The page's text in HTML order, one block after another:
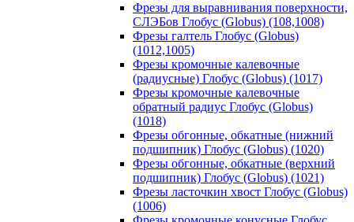
Фрезы для выравнивания поверхности,
СЛЭБов Глобус (Globus) (108,1008)
Фрезы галтель Глобус (Globus)
(1012,1005)
Фрезы кромочные калевочные
(радиусные) Глобус (Globus) (1017)
Фрезы кромочные калевочные
обратный радиус Глобус (Globus)
(1018)
Фрезы обгонные, обкатные (нижний
подшипник) Глобус (Globus) (1020)
Фрезы обгонные, обкатные (верхний
подшипник) Глобус (Globus) (1021)
Фрезы ласточкин хвост Глобус (Globus)
(1006)